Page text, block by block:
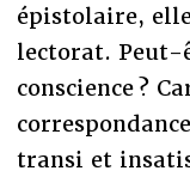
épistolaire,
lectorat. Peut-
conscience ?
transi et